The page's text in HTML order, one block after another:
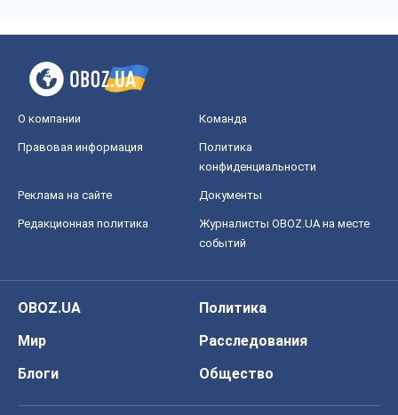
О компании Команда
Правовая информация
Политика
конфиденциальности
Реклама на сайте Документы
Редакционная политика
Журналисты OBOZ.UA на месте
событий
OBOZ.UA
Политика
Мир
Расследования
Блоги
Общество